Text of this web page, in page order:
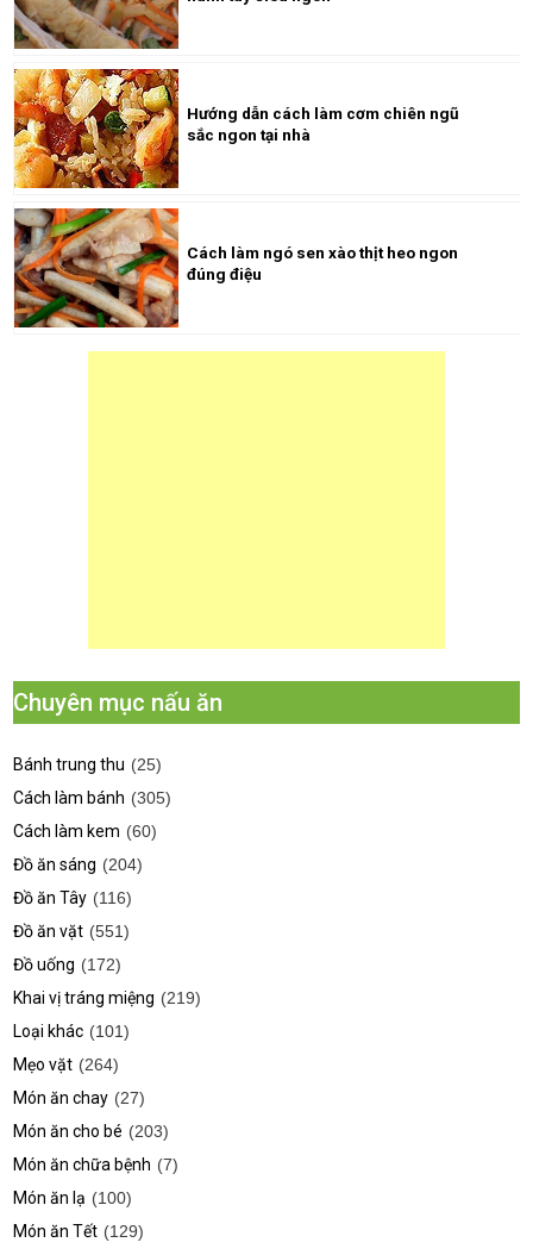
Hướng dẫn cách làm cơm chiên ngũ
sắc ngon tại nhà
Cách làm ngó sen xào thịt heo ngon
đúng điệu
Chuyên mục nấu ăn
Bánh trung thu (25)
Cách làm bánh (305)
Cách làm kem (60)
Đồ ăn sáng (204)
Đồ ăn Tây (116)
Đồ ăn vặt (551)
Đồ uống (172)
Khai vị tráng miệng (219)
Loại khác (101)
Mẹo vặt (264)
Món ăn chay (27)
Món ăn cho bé (203)
Món ăn chữa bệnh (7)
Món ăn lạ (100)
Món ăn Tết (129)